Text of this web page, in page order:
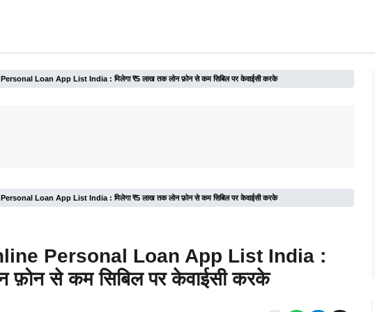
Loan App List India : मिलेगा ₹5 लाख तक लोन फ़ोन से कम सिबिल पर केवाईसी करके
Loan App List India : मिलेगा ₹5 लाख तक लोन फ़ोन से कम सिबिल पर केवाईसी करके
Personal Loan App List India :
फ़ोन से कम सिबिल पर केवाईसी करके